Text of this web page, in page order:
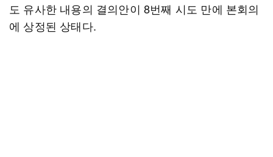
도 유사한 내용의 결의안이 8번째 시도 만에 본회의
에 상정된 상태다.